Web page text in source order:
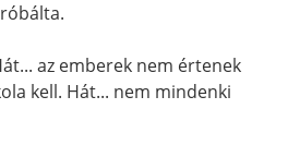
az emberek nem értenek
kell. Hát... nem mindenki